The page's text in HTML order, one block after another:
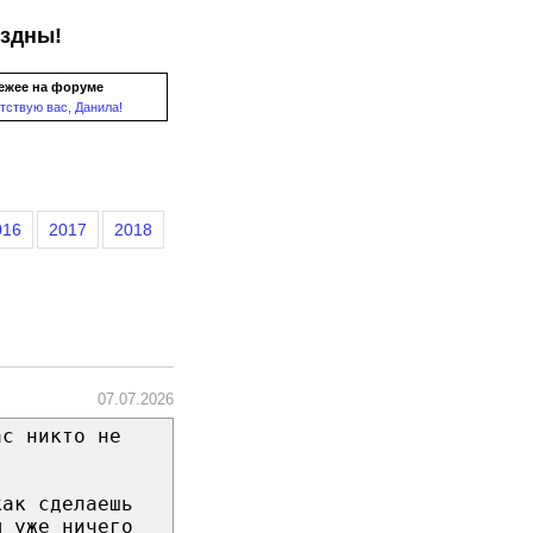
на форуме
вас, Данила!
2017 2018
07.07.2026
никто не
сделаешь
ничего